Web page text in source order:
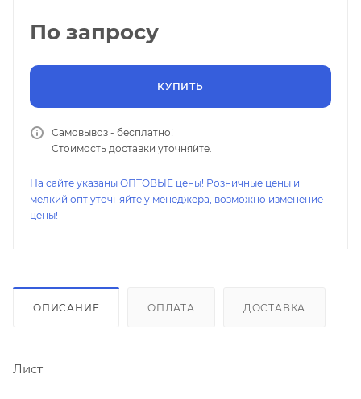
По запросу
КУПИТЬ
Самовывоз - бесплатно!
Стоимость доставки уточняйте.
На сайте указаны ОПТОВЫЕ цены! Розничные цены и
мелкий опт уточняйте у менеджера, возможно изменение
цены!
ОПИСАНИЕ ОПЛАТА ДОСТАВКА
Лист